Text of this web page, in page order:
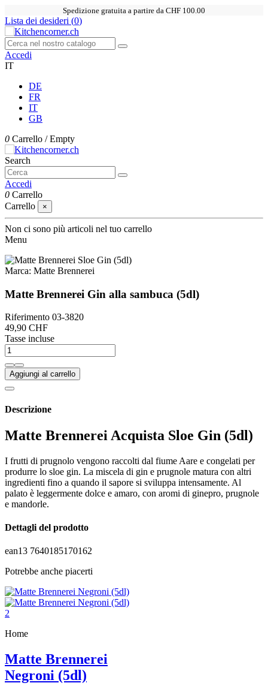
Spedizione gratuita a partire da CHF 100.00
Lista dei desideri (0)
Accedi
IT
DE
FR
IT
GB
0 Carrello /Empty
Search
Accedi
0 Carrello
Carrello
×
Non ci sono più articoli nel tuo carrello
Menu
Marca: Matte Brennerei
Matte Brennerei Gin alla sambuca (5dl)
Riferimento 03-3820
49,90 CHF
Tasse incluse
Aggiungi al carrello
Descrizione
Matte Brennerei Acquista Sloe Gin (5dl)
I frutti di prugnolo vengono raccolti dal fiume Aare e congelati per
produrre lo sloe gin. La miscela di gin e prugnole matura con altri
ingredienti fino a quando il sapore si sviluppa intensamente. Al
palato è leggermente dolce e amaro, con aromi di ginepro, prugnole
e mandorle.
Dettagli del prodotto
ean13 7640185170162
Potrebbe anche piacerti
Home
Matte Brennerei
Negroni (5dl)